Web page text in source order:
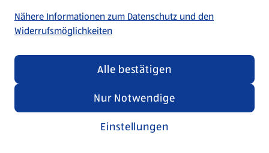
Nähere Informationen zum Datenschutz und den
Widerrufsmöglichkeiten
Einstellungen
Nur Notwendige
Alle bestätigen